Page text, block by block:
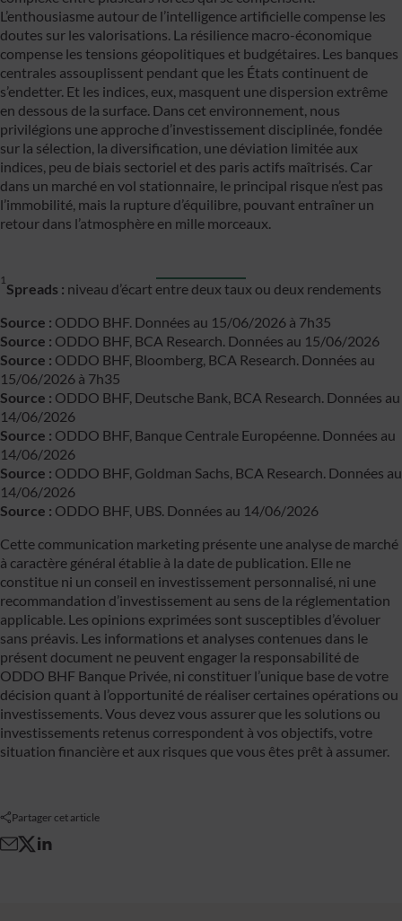
L’enthousiasme autour de l’intelligence artificielle compense les
doutes sur les valorisations. La résilience macro-économique
compense les tensions géopolitiques et budgétaires. Les banques
centrales assouplissent pendant que les États continuent de
s’endetter. Et les indices, eux, masquent une dispersion extrême
en dessous de la surface. Dans cet environnement, nous
privilégions une approche d’investissement disciplinée, fondée
sur la sélection, la diversification, une déviation limitée aux
indices, peu de biais sectoriel et des paris actifs maîtrisés. Car
dans un marché en vol stationnaire, le principal risque n’est pas
l’immobilité, mais la rupture d’équilibre, pouvant entraîner un
retour dans l’atmosphère en mille morceaux.
1
Spreads : niveau d’écart entre deux taux ou deux rendements
Source : ODDO BHF. Données au 15/06/2026 à 7h35
Source : ODDO BHF, BCA Research. Données au 15/06/2026
Source : ODDO BHF, Bloomberg, BCA Research. Données au
15/06/2026 à 7h35
Source : ODDO BHF, Deutsche Bank, BCA Research. Données au
14/06/2026
Source : ODDO BHF, Banque Centrale Européenne. Données au
14/06/2026
Source : ODDO BHF, Goldman Sachs, BCA Research. Données au
14/06/2026
Source : ODDO BHF, UBS. Données au 14/06/2026
Cette communication marketing présente une analyse de marché
à caractère général établie à la date de publication. Elle ne
constitue ni un conseil en investissement personnalisé, ni une
recommandation d’investissement au sens de la réglementation
applicable. Les opinions exprimées sont susceptibles d’évoluer
sans préavis. Les informations et analyses contenues dans le
présent document ne peuvent engager la responsabilité de
ODDO BHF Banque Privée, ni constituer l’unique base de votre
décision quant à l’opportunité de réaliser certaines opérations ou
investissements. Vous devez vous assurer que les solutions ou
investissements retenus correspondent à vos objectifs, votre
situation financière et aux risques que vous êtes prêt à assumer.
Partager cet article